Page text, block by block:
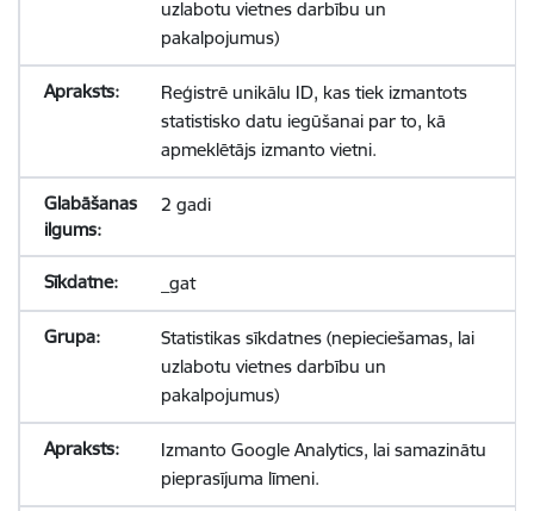
uzlabotu vietnes darbību un
pakalpojumus)
Reģistrē unikālu ID, kas tiek izmantots
statistisko datu iegūšanai par to, kā
apmeklētājs izmanto vietni.
2 gadi
_gat
Statistikas sīkdatnes (nepieciešamas, lai
uzlabotu vietnes darbību un
pakalpojumus)
Izmanto Google Analytics, lai samazinātu
pieprasījuma līmeni.